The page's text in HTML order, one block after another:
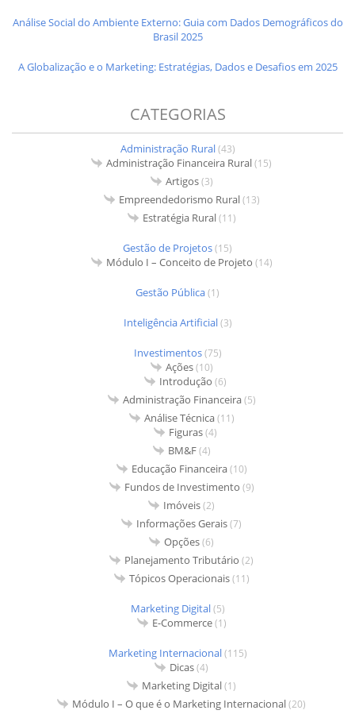
Análise Social do Ambiente Externo: Guia com Dados Demográficos do
Brasil 2025
A Globalização e o Marketing: Estratégias, Dados e Desafios em 2025
CATEGORIAS
Administração Rural(43)
Administração Financeira Rural(15)
Artigos(3)
Empreendedorismo Rural(13)
Estratégia Rural(11)
Gestão de Projetos(15)
Módulo I – Conceito de Projeto (14)
Gestão Pública(1)
Inteligência Artificial(3)
Investimentos(75)
Ações(10)
Introdução (6)
Administração Financeira(5)
Análise Técnica(11)
Figuras(4)
BM&F(4)
Educação Financeira(10)
Fundos de Investimento (9)
Imóveis(2)
Informações Gerais(7)
Opções(6)
Planejamento Tributário (2)
Tópicos Operacionais(11)
Marketing Digital(5)
E-Commerce(1)
Marketing Internacional(115)
Dicas(4)
Marketing Digital(1)
Módulo I – O que é o Marketing Internacional(20)